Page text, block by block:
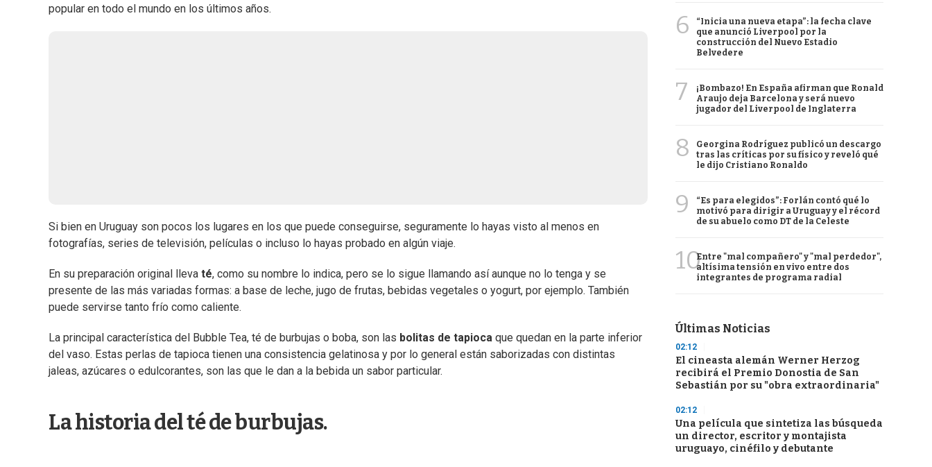
popular en todo el mundo en los últimos años.
Si bien en Uruguay son pocos los lugares en los que puede conseguirse, seguramente lo hayas visto al menos en
fotografías, series de televisión, películas o incluso lo hayas probado en algún viaje.
En su preparación original lleva té, como su nombre lo indica, pero se lo sigue llamando así aunque no lo tenga y se
presente de las más variadas formas: a base de leche, jugo de frutas, bebidas vegetales o yogurt, por ejemplo. También
puede servirse tanto frío como caliente.
La principal característica del Bubble Tea, té de burbujas o boba, son las bolitas de tapioca que quedan en la parte inferior
del vaso. Estas perlas de tapioca tienen una consistencia gelatinosa y por lo general están saborizadas con distintas
jaleas, azúcares o edulcorantes, son las que le dan a la bebida un sabor particular.
La historia del té de burbujas.
6
“Inicia una nueva etapa”: la fecha clave
que anunció Liverpool por la
construcción del Nuevo Estadio
Belvedere
7
¡Bombazo! En España afirman que Ronald
Araujo deja Barcelona y será nuevo
jugador del Liverpool de Inglaterra
8
Georgina Rodríguez publicó un descargo
tras las críticas por su físico y reveló qué
le dijo Cristiano Ronaldo
9
“Es para elegidos”: Forlán contó qué lo
motivó para dirigir a Uruguay y el récord
de su abuelo como DT de la Celeste
10Entre "mal compañero" y "mal perdedor",
altísima tensión en vivo entre dos
integrantes de programa radial
Últimas Noticias
02:12
El cineasta alemán Werner Herzog
recibirá el Premio Donostia de San
Sebastián por su "obra extraordinaria"
02:12
Una película que sintetiza las búsqueda
un director, escritor y montajista
uruguayo, cinéfilo y debutante